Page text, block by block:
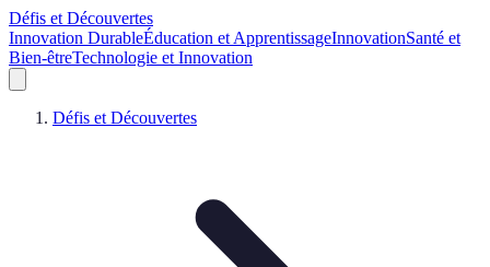
Défis et Découvertes
Innovation DurableÉducation et ApprentissageInnovationSanté et
Bien-êtreTechnologie et Innovation
Défis et Découvertes